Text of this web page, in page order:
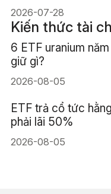
mềm bứt phá
2026-07-28
Kiến thức tài
6 ETF uranium
giữ gì?
2026-08-05
ETF trả cổ tức
phải lãi 50%
2026-08-05